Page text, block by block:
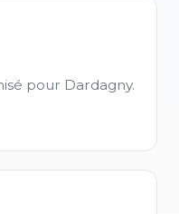
pour Dardagny.